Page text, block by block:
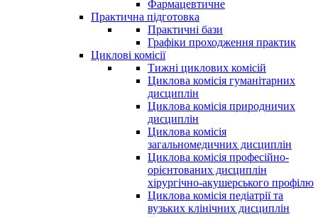
Фармацевтичне
Практична підготовка
Практичні бази
Графіки проходження практик
Циклові комісії
Тижні циклових комісій
Циклова комісія гуманітарних
дисциплін
Циклова комісія природничих
дисциплін
Циклова комісія
загальномедичних дисциплін
Циклова комісія професійно-
орієнтованих дисциплін
хірургічно-акушерського профілю
Циклова комісія педіатрії та
вузьких клінічних дисциплін